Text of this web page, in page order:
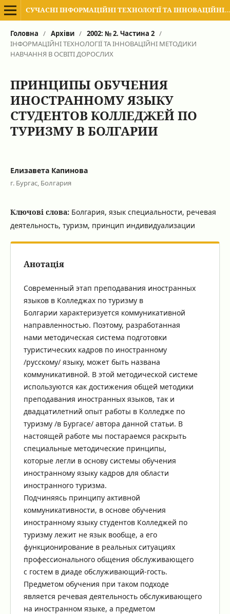
СУЧАСНІ ІНФОРМАЦІЙНІ ТЕХНОЛОГІЇ ТА ІННОВАЦІЙНІ МЕТОДИКИ НАВЧАННЯ В ПІДГОТОВЦІ ФАХІВЦІВ: МЕТОДОЛОГІЯ, ТЕОРІЯ, ДОСВІД, ПРОБЛЕМИ
Головна / Архіви / 2002: № 2. Частина 2 /
ІНФОРМАЦІЙНІ ТЕХНОЛОГІЇ ТА ІННОВАЦІЙНІ МЕТОДИКИ
НАВЧАННЯ В ОСВІТІ ДОРОСЛИХ
ПРИНЦИПЫ ОБУЧЕНИЯ
ИНОСТРАННОМУ ЯЗЫКУ
СТУДЕНТОВ КОЛЛЕДЖЕЙ ПО
ТУРИЗМУ В БОЛГАРИИ
Елизавета Капинова
г. Бургас, Болгария
Ключові слова: Болгария, язык специальности, речевая
деятельность, туризм, принцип индивидуализации
Анотація
Современный этап преподавания иностранных
языков в Колледжах по туризму в
Болгарии характеризуется коммуникативной
направленностью. Поэтому, разработанная
нами методическая система подготовки
туристических кадров по иностранному
/русскому/ языку, может быть названа
коммуникативной. В этой методической системе
используются как достижения общей методики
преподавания иностранных языков, так и
двадцатилетний опыт работы в Колледже по
туризму /в Бургасе/ автора данной статьи. В
настоящей работе мы постараемся раскрыть
специальные методические принципы,
которые легли в основу системы обучения
иностранному языку кадров для области
иностранного туризма.
Подчиняясь принципу активной
коммуникативности, в основе обучения
иностранному языку студентов Колледжей по
туризму лежит не язык вообще, а его
функционирование в реальных ситуациях
профессионального общения обслуживающего
с гостем в диаде обслуживающий-гость.
Предметом обучения при таком подходе
является речевая деятельность обслуживающего
на иностранном языке, а предметом